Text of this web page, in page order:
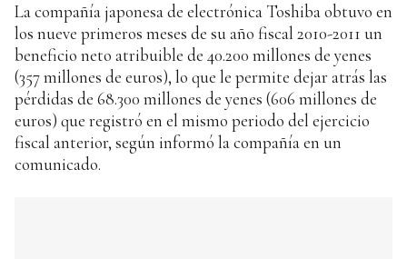
La compañía japonesa de electrónica Toshiba obtuvo en
los nueve primeros meses de su año fiscal 2010-2011 un
beneficio neto atribuible de 40.200 millones de yenes
(357 millones de euros), lo que le permite dejar atrás las
pérdidas de 68.300 millones de yenes (606 millones de
euros) que registró en el mismo periodo del ejercicio
fiscal anterior, según informó la compañía en un
comunicado.